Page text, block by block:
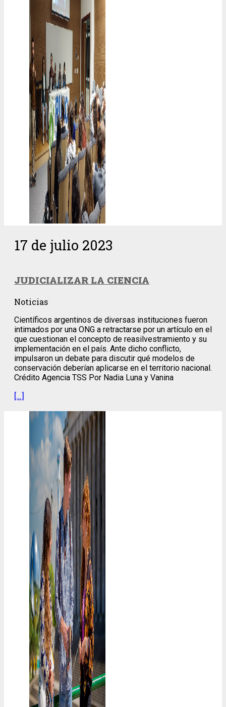
17 de julio 2023
JUDICIALIZAR LA CIENCIA
Noticias
Científicos argentinos de diversas instituciones fueron
intimados por una ONG a retractarse por un artículo en el
que cuestionan el concepto de reasilvestramiento y su
implementación en el país. Ante dicho conflicto,
impulsaron un debate para discutir qué modelos de
conservación deberían aplicarse en el territorio nacional.
Crédito Agencia TSS Por Nadia Luna y Vanina
[…]